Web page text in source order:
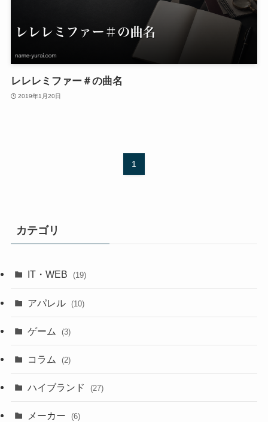
レレレミファー＃の曲名
2019年1月20日
1
カテゴリ
IT・WEB (19)
アパレル (10)
ゲーム (3)
コラム (2)
ハイブランド (27)
メーカー (6)